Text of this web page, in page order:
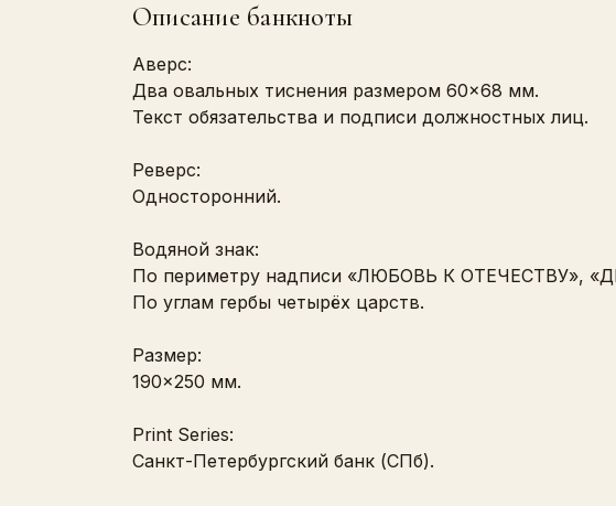
Описание банкноты
Аверс:
Два овальных тиснения размером 60×68 мм.
Текст обязательства и подписи должностных лиц.
Реверс:
Односторонний.
Водяной знак:
По периметру надписи «ЛЮБОВЬ К ОТЕЧЕСТВУ»,
По углам гербы четырёх царств.
Размер:
190×250 мм.
Print Series:
Санкт-Петербургский банк (СПб).